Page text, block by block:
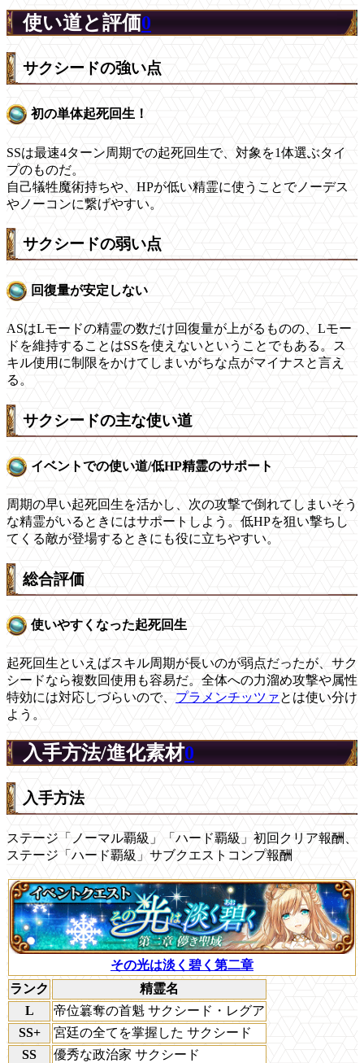
使い道と評価0
サクシードの強い点
初の単体起死回生！
SSは最速4ターン周期での起死回生で、対象を1体選ぶタイ
プのものだ。
自己犠牲魔術持ちや、HPが低い精霊に使うことでノーデス
やノーコンに繋げやすい。
サクシードの弱い点
回復量が安定しない
ASはLモードの精霊の数だけ回復量が上がるものの、Lモー
ドを維持することはSSを使えないということでもある。ス
キル使用に制限をかけてしまいがちな点がマイナスと言え
る。
サクシードの主な使い道
イベントでの使い道/低HP精霊のサポート
周期の早い起死回生を活かし、次の攻撃で倒れてしまいそう
な精霊がいるときにはサポートしよう。低HPを狙い撃ちし
てくる敵が登場するときにも役に立ちやすい。
総合評価
使いやすくなった起死回生
起死回生といえばスキル周期が長いのが弱点だったが、サク
シードなら複数回使用も容易だ。全体への力溜め攻撃や属性
特効には対応しづらいので、 プラメンチッツァとは使い分け
よう。
入手方法/進化素材0
入手方法
ステージ「ノーマル覇級」「ハード覇級」初回クリア報酬、
ステージ「ハード覇級」サブクエストコンプ報酬
その光は淡く碧く第二章
ランク
精霊名
L
帝位簒奪の首魁 サクシード・レグア
SS+
宮廷の全てを掌握した サクシード
SS
優秀な政治家 サクシード